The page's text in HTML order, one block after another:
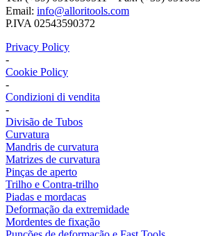
Email: info@alloritools.com
P.IVA 02543590372
Privacy Policy
-
Cookie Policy
-
Condizioni di vendita
-
Divisão de Tubos
Curvatura
Mandris de curvatura
Matrizes de curvatura
Pinças de aperto
Trilho e Contra-trilho
Piadas e mordacas
Deformação da extremidade
Mordentes de fixação